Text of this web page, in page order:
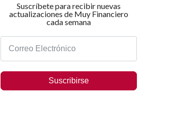
Suscríbete para recibir nuevas
actualizaciones de Muy Financiero
cada semana
Suscribirse